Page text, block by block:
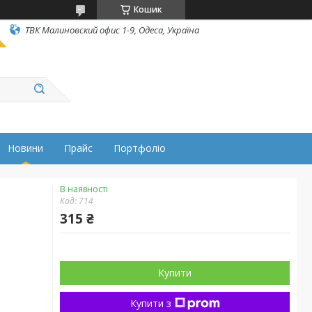
Кошик
ТВК Малиновский офис 1-9, Одеса, Україна
Новини Прайс Портфоліо
В наявності
Код: 714
315 ₴
Купити
Купити з